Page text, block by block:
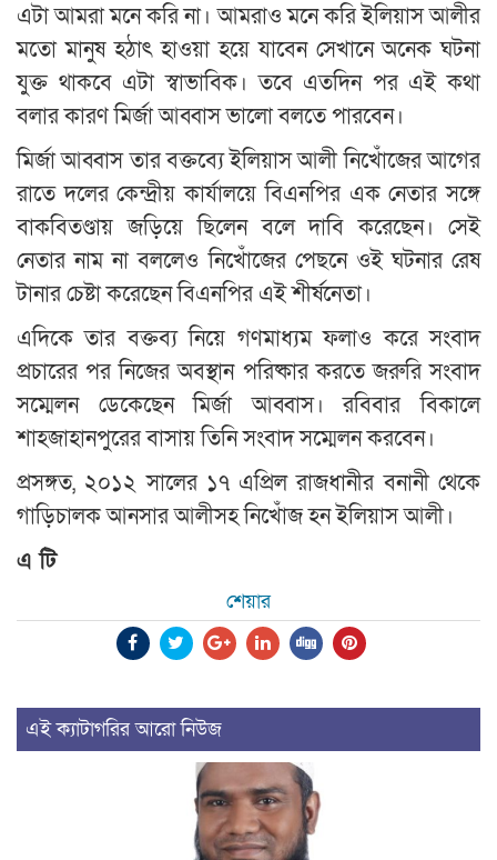
এটা আমরা মনে করি না। আমরাও মনে করি ইলিয়াস আলীর
মতো মানুষ হঠাৎ হাওয়া হয়ে যাবেন সেখানে অনেক ঘটনা
যুক্ত থাকবে এটা স্বাভাবিক। তবে এতদিন পর এই কথা
বলার কারণ মির্জা আব্বাস ভালো বলতে পারবেন।
মির্জা আব্বাস তার বক্তব্যে ইলিয়াস আলী নিখোঁজের আগের
রাতে দলের কেন্দ্রীয় কার্যালয়ে বিএনপির এক নেতার সঙ্গে
বাকবিতণ্ডায় জড়িয়ে ছিলেন বলে দাবি করেছেন। সেই
নেতার নাম না বললেও নিখোঁজের পেছনে ওই ঘটনার রেষ
টানার চেষ্টা করেছেন বিএনপির এই শীর্ষনেতা।
এদিকে তার বক্তব্য নিয়ে গণমাধ্যম ফলাও করে সংবাদ
প্রচারের পর নিজের অবস্থান পরিষ্কার করতে জরুরি সংবাদ
সম্মেলন ডেকেছেন মির্জা আব্বাস। রবিবার বিকালে
শাহজাহানপুরের বাসায় তিনি সংবাদ সম্মেলন করবেন।
প্রসঙ্গত, ২০১২ সালের ১৭ এপ্রিল রাজধানীর বনানী থেকে
গাড়িচালক আনসার আলীসহ নিখোঁজ হন ইলিয়াস আলী।
এ টি
শেয়ার
এই ক্যাটাগরির আরো নিউজ